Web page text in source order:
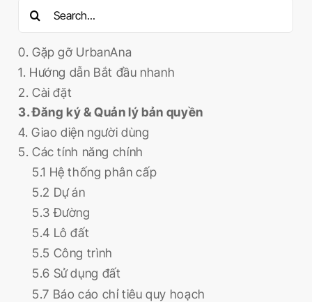
for:
0. Gặp gỡ UrbanAna
1. Hướng dẫn Bắt đầu nhanh
2. Cài đặt
3. Đăng ký & Quản lý bản quyền
4. Giao diện người dùng
5. Các tính năng chính
5.1 Hệ thống phân cấp
5.2 Dự án
5.3 Đường
5.4 Lô đất
5.5 Công trình
5.6 Sử dụng đất
5.7 Báo cáo chỉ tiêu quy hoạch